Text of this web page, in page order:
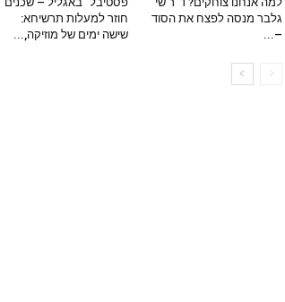
גלבר מנסה לפצח את הסוד
–...
חוזר למעלות תרשיחא:
שישה ימים של מוזיקה,...